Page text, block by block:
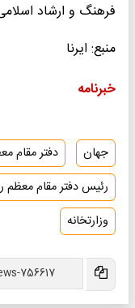
فرهنگ و ارشاد
منبع: ایرنا
خبرنامه
جهان
دفتر مقام
رئیس دفتر مقام معظم
وزارتخانه